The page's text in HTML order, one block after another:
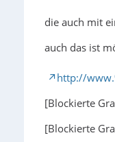
die auch mit
auch das ist
http://
[Blockierte
[Blockierte